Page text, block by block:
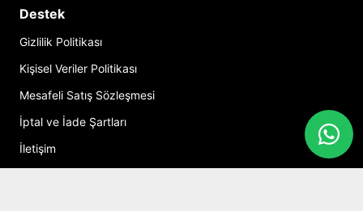
Destek
Gizlilik Politikası
Kişisel Veriler Politikası
Mesafeli Satış Sözleşmesi
İptal ve İade Şartları
İletişim